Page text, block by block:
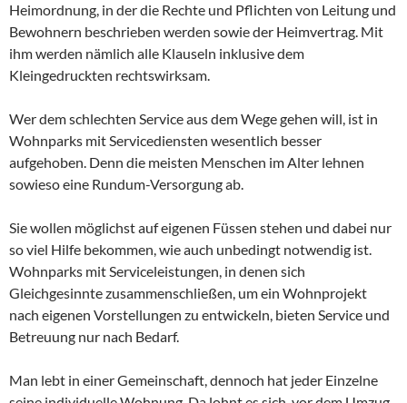
Heimordnung, in der die Rechte und Pflichten von Leitung und
Bewohnern beschrieben werden sowie der Heimvertrag. Mit
ihm werden nämlich alle Klauseln inklusive dem
Kleingedruckten rechtswirksam.
Wer dem schlechten Service aus dem Wege gehen will, ist in
Wohnparks mit Servicediensten wesentlich besser
aufgehoben. Denn die meisten Menschen im Alter lehnen
sowieso eine Rundum-Versorgung ab.
Sie wollen möglichst auf eigenen Füssen stehen und dabei nur
so viel Hilfe bekommen, wie auch unbedingt notwendig ist.
Wohnparks mit Serviceleistungen, in denen sich
Gleichgesinnte zusammenschließen, um ein Wohnprojekt
nach eigenen Vorstellungen zu entwickeln, bieten Service und
Betreuung nur nach Bedarf.
Man lebt in einer Gemeinschaft, dennoch hat jeder Einzelne